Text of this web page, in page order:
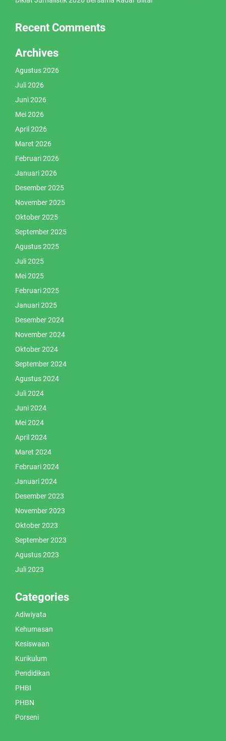
Recent Comments
Archives
Agustus 2026
Juli 2026
Juni 2026
Mei 2026
April 2026
Maret 2026
Februari 2026
Januari 2026
Desember 2025
November 2025
Oktober 2025
September 2025
Agustus 2025
Juli 2025
Mei 2025
Februari 2025
Januari 2025
Desember 2024
November 2024
Oktober 2024
September 2024
Agustus 2024
Juli 2024
Juni 2024
Mei 2024
April 2024
Maret 2024
Februari 2024
Januari 2024
Desember 2023
November 2023
Oktober 2023
September 2023
Agustus 2023
Juli 2023
Categories
Adiwiyata
Kehumasan
Kesiswaan
Kurikulum
Pendidikan
PHBI
PHBN
Porseni